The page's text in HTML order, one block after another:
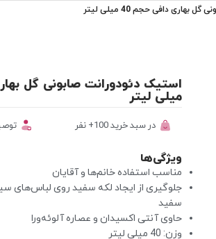
دافی حجم 40 میلی لیتر
میلی لیتر
در سبد خرید 100+ نفر
ویژگی‌ها
مناسب استفاده خانم‌ها و آقایان
جلوگیری از ایجاد لکه سفید روی لباس‌های
سفید
حاوی آنتی اکسیدان و عصاره آلوئه‌ورا
وزن: 40 میلی لیتر